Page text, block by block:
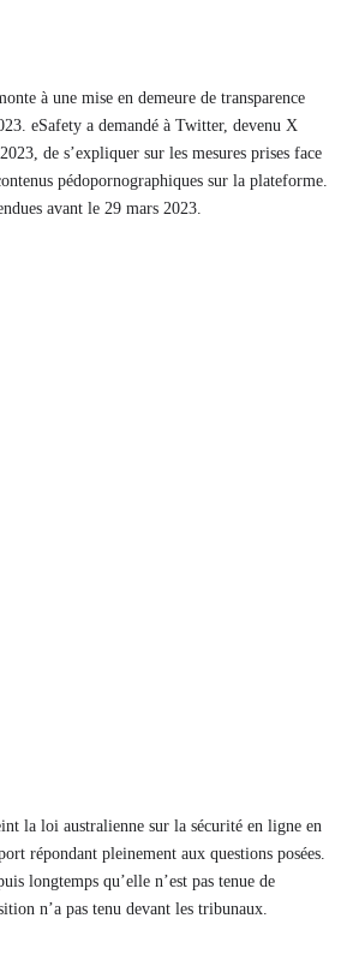
à une mise en demeure de transparence
eSafety a demandé à Twitter, devenu X
de s’expliquer sur les mesures prises face
pédopornographiques sur la plateforme.
avant le 29 mars 2023.
la loi australienne sur la sécurité en ligne en
répondant pleinement aux questions posées.
longtemps qu’elle n’est pas tenue de
n’a pas tenu devant les tribunaux.